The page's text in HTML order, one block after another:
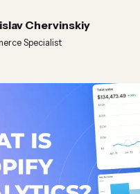
Chervinskiy
Specialist